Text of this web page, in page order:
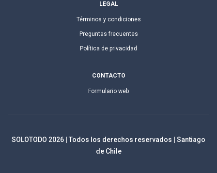
LEGAL
Términos y condiciones
Preguntas frecuentes
Política de privacidad
CONTACTO
Formulario web
SOLOTODO 2026 | Todos los derechos reservados | Santiago
de Chile